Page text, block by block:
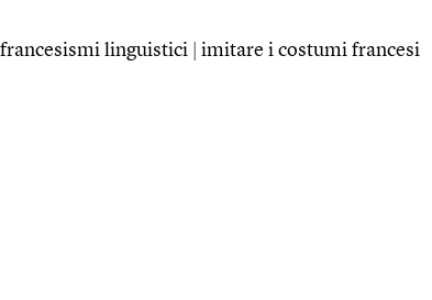
linguistici imitare i costumi francesi